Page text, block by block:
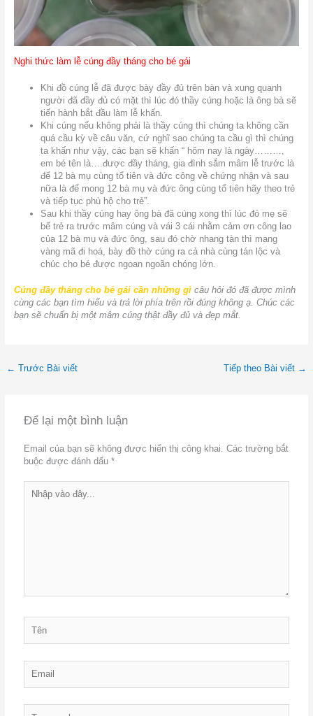
Nghi thức làm lễ cúng đầy tháng cho bé gái
Khi đồ cúng lễ đã được bày đầy đủ trên bàn và xung quanh
người đã đầy đủ có mặt thì lúc đó thầy cúng hoặc là ông bà sẽ
tiến hành bắt đầu làm lễ khấn.
Khi cúng nếu không phải là thầy cúng thì chúng ta không cần
quá cầu kỳ về câu văn, cứ nghĩ sao chúng ta cầu gì thì chúng
ta khấn như vậy, các bạn sẽ khấn “ hôm nay là ngày………,
em bé tên là….được đầy tháng, gia đình sắm mâm lễ trước là
để 12 bà mụ cùng tổ tiên và đức công về chứng nhận và sau
nữa là để mong 12 bà mụ và đức ông cùng tổ tiên hãy theo trẻ
và tiếp tục phù hộ cho trẻ”.
Sau khi thầy cúng hay ông bà đã cúng xong thì lúc đó mẹ sẽ
bế trẻ ra trước mâm cúng và vái 3 cái nhằm cảm ơn công lao
của 12 bà mụ và đức ông, sau đó chờ nhang tàn thì mang
vàng mã đi hoá, bày đồ thờ cúng ra cả nhà cùng tán lộc và
chúc cho bé được ngoan ngoãn chóng lớn.
Cúng đầy tháng cho bé gái cần những gì câu hỏi đó đã được mình
cùng các bạn tìm hiểu và trả lời phía trên rồi đúng không ạ. Chúc các
bạn sẽ chuẩn bị một mâm cúng thật đầy đủ và đẹp mắt.
← Trước Bài viết Tiếp theo Bài viết →
Để lại một bình luận
Email của bạn sẽ không được hiển thị công khai.
Các trường bắt
buộc được đánh dấu*
vào